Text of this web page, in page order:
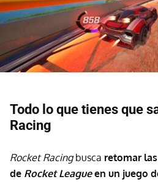
Todo lo que tienes que
Racing
Rocket Racingbusca retomar
de Rocket Leagueen un juego